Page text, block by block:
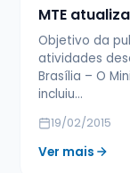
MTE
Objetivo da
atividades
Brasília – O
incluiu…
19/02/2015
Ver mais